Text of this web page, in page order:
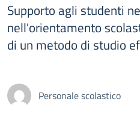
Supporto agli studenti
nell'orientamento
di un metodo di studio
Personale scolastico